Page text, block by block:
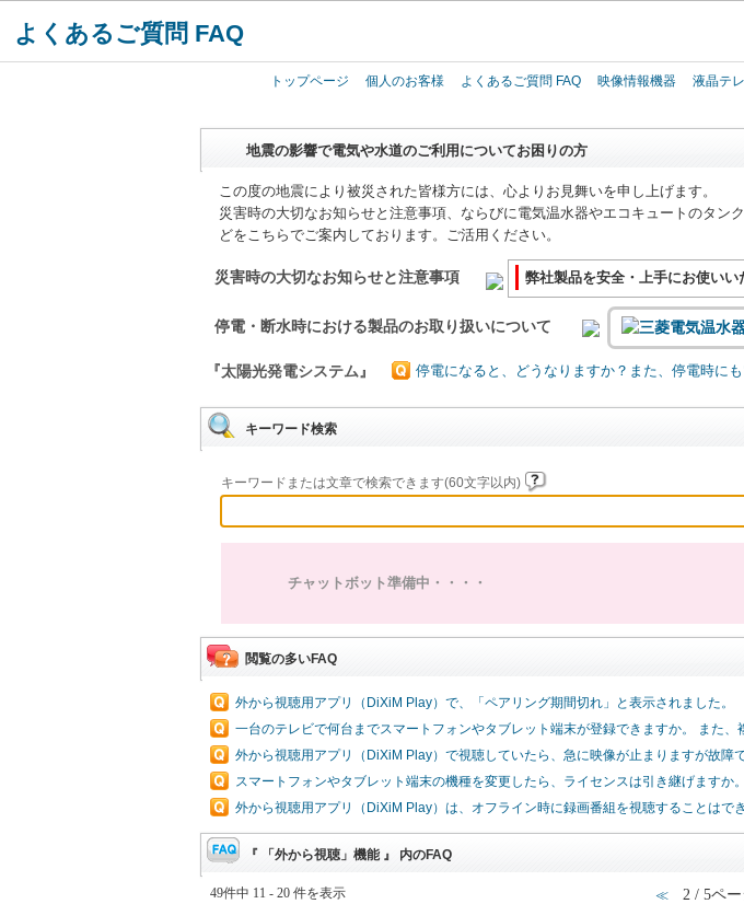
よくあるご質問 FAQ
トップページ 個人のお客様 よくあるご質問 FAQ 映像情報機器 液晶テ
地震の影響で電気や水道のご利用についてお困りの方
この度の地震により被災された皆様方には、心よりお見舞いを申し上げます。
災害時の大切なお知らせと注意事項、ならびに電気温水器やエコキュートのタ
どをこちらでご案内しております。ご活用ください。
災害時の大切なお知らせと注意事項 弊社製品を安全・上手にお使いい
停電・断水時における製品のお取り扱いについて
『太陽光発電システム』 停電になると、どうなりますか？また、停電時に
キーワード検索
キーワードまたは文章で検索できます(60文字以内)
チャットボット準備中・・・・
閲覧の多いFAQ
外から視聴用アプリ（DiXiM Play）で、「ペアリング期間切れ」と表示されました。
一台のテレビで何台までスマートフォンやタブレット端末が登録できますか。 また、
外から視聴用アプリ（DiXiM Play）で視聴していたら、急に映像が止まりますが故障で
スマートフォンやタブレット端末の機種を変更したら、ライセンスは引き継げますか。
外から視聴用アプリ（DiXiM Play）は、オフライン時に録画番組を視聴することはでき
『 「外から視聴」機能 』 内のFAQ
49件中 11 - 20 件を表示 ≪ 2 / 5ペ